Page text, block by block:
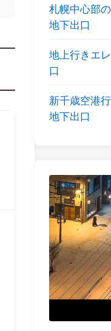
札幌中心部
地下出口
地上行きエ
口
新千歳空港
地下出口